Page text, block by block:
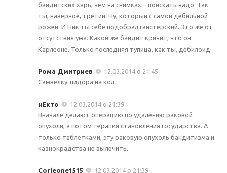
бандитских харь, чем на снимках – поискать надо. Так
ты, наверное, третий. Ну, который с самой дебильной
рожей. И Ник ты себе подобрал ганстерский. Это же от
отсутствия ума. Какой же бандит кричит, что он
Карлеоне. Только последняя тупица, как ты, дебилоид.
Рома Дмитриев
12.03.2014 о 21:45
Самвелку-пидора на кол
нЕкто
12.03.2014 о 21:39
Вначале делают операцию по удалению раковой
опухоли, а потом терапия становления государства. А
только таблетками, эту раковую опухоль бандитизма и
казнокрадства не вылечить.
Corleone1515
12.03.2014 о 21:39